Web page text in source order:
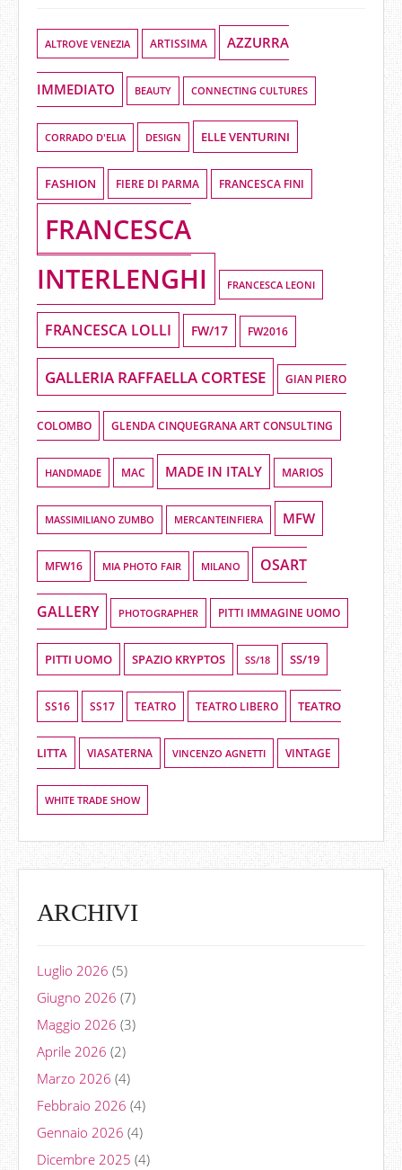
ALTROVE VENEZIA ARTISSIMA AZZURRA
IMMEDIATO BEAUTY CONNECTING CULTURES
CORRADO D'ELIA DESIGN ELLE VENTURINI
FASHION FIERE DI PARMA FRANCESCA FINI
FRANCESCA
INTERLENGHI
FRANCESCA LEONI
FRANCESCA LOLLI FW/17 FW2016
GALLERIA RAFFAELLA CORTESE GIAN PIERO
COLOMBO GLENDA CINQUEGRANA ART CONSULTING
HANDMADE MAC MADE IN ITALY MARIOS
MASSIMILIANO ZUMBO MERCANTEINFIERA MFW
MFW16 MIA PHOTO FAIR MILANO OSART
GALLERY PHOTOGRAPHER PITTI IMMAGINE UOMO
PITTI UOMO SPAZIO KRYPTOS SS/18 SS/19
SS16 SS17 TEATRO TEATRO LIBERO TEATRO
LITTA VIASATERNA VINCENZO AGNETTI VINTAGE
WHITE TRADE SHOW
ARCHIVI
Luglio 2026 (5)
Giugno 2026 (7)
Maggio 2026 (3)
Aprile 2026 (2)
Marzo 2026 (4)
Febbraio 2026 (4)
Gennaio 2026 (4)
Dicembre 2025 (4)